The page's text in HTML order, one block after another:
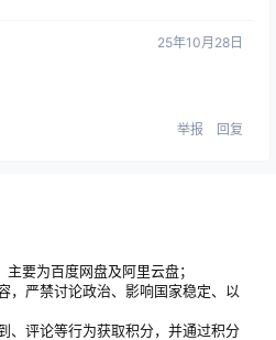
25年10月28日
举报 回复
要为百度网盘及阿里云盘；
，严禁讨论政治、影响国家稳定、以
、评论等行为获取积分，并通过积分